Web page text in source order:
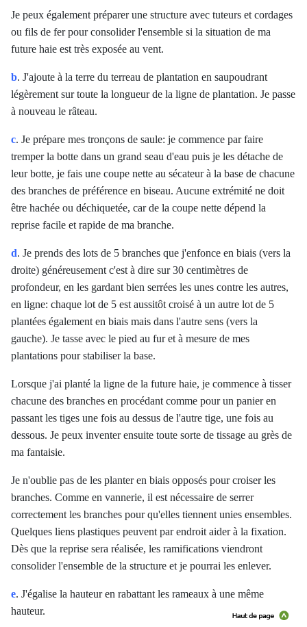
Je peux également préparer une structure avec tuteurs et cordages
ou fils de fer pour consolider l'ensemble si la situation de ma
future haie est très exposée au vent.
b. J'ajoute à la terre du terreau de plantation en saupoudrant
légèrement sur toute la longueur de la ligne de plantation. Je passe
à nouveau le râteau.
c. Je prépare mes tronçons de saule: je commence par faire
tremper la botte dans un grand seau d'eau puis je les détache de
leur botte, je fais une coupe nette au sécateur à la base de chacune
des branches de préférence en biseau. Aucune extrémité ne doit
être hachée ou déchiquetée, car de la coupe nette dépend la
reprise facile et rapide de ma branche.
d. Je prends des lots de 5 branches que j'enfonce en biais (vers la
droite) généreusement c'est à dire sur 30 centimètres de
profondeur, en les gardant bien serrées les unes contre les autres,
en ligne: chaque lot de 5 est aussitôt croisé à un autre lot de 5
plantées également en biais mais dans l'autre sens (vers la
gauche). Je tasse avec le pied au fur et à mesure de mes
plantations pour stabiliser la base.
Lorsque j'ai planté la ligne de la future haie, je commence à tisser
chacune des branches en procédant comme pour un panier en
passant les tiges une fois au dessus de l'autre tige, une fois au
dessous. Je peux inventer ensuite toute sorte de tissage au grès de
ma fantaisie.
Je n'oublie pas de les planter en biais opposés pour croiser les
branches. Comme en vannerie, il est nécessaire de serrer
correctement les branches pour qu'elles tiennent unies ensembles.
Quelques liens plastiques peuvent par endroit aider à la fixation.
Dès que la reprise sera réalisée, les ramifications viendront
consolider l'ensemble de la structure et je pourrai les enlever.
e. J'égalise la hauteur en rabattant les rameaux à une même
hauteur.